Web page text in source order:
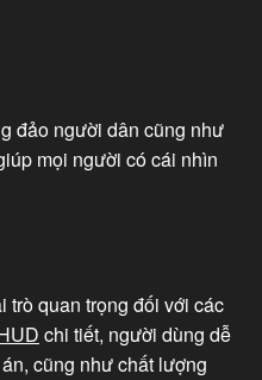
đảo người dân cũng như
mọi người có cái nhìn
trò quan trọng đối với các
chi tiết, người dùng dễ
cũng như chất lượng